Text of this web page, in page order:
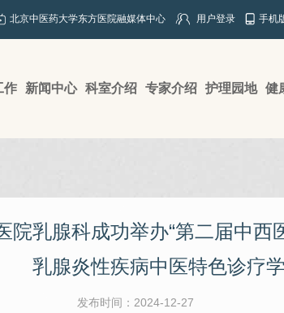
北京中医药大学东方医院融媒体中心 用户登录 手机
作 新闻中心 科室介绍 专家介绍 护理园地 健
院乳腺科成功举办“第二届中
乳腺炎性疾病中医特色诊疗
发布时间：2024-12-27